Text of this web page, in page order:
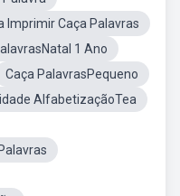
Caça Palavras
1 Ano
Caça PalavrasPequeno
AlfabetizaçãoTea